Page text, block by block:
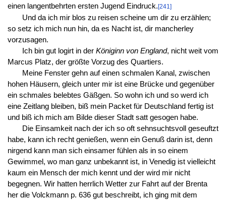
einen langentbehrten ersten Jugend Eindruck. [241]
Und da ich mir blos zu reisen scheine um dir zu erzählen;
so setz ich mich nun hin, da es Nacht ist, dir mancherley
vorzusagen.
Ich bin gut logirt in der Königinn von England, nicht weit vom
Marcus Platz, der größte Vorzug des Quartiers.
Meine Fenster gehn auf einen schmalen Kanal, zwischen
hohen Häusern, gleich unter mir ist eine Brücke und gegenüber
ein schmales belebtes Gäßgen. So wohn ich und so werd ich
eine Zeitlang bleiben, biß mein Packet für Deutschland fertig ist
und biß ich mich am Bilde dieser Stadt satt gesogen habe.
Die Einsamkeit nach der ich so oft sehnsuchtsvoll geseuftzt
habe, kann ich recht genießen, wenn ein Genuß darin ist, denn
nirgend kann man sich einsamer fühlen als in so einem
Gewimmel, wo man ganz unbekannt ist, in Venedig ist vielleicht
kaum ein Mensch der mich kennt und der wird mir nicht
begegnen. Wir hatten herrlich Wetter zur Fahrt auf der Brenta
her die Volckmann p. 636 gut beschreibt, ich ging mit dem